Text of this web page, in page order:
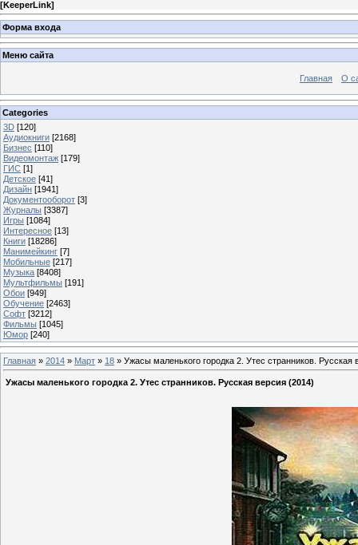
[KeeperLink]
Форма входа
Меню сайта
Главная О
Categories
3D [120]
Аудиокниги [2168]
Бизнес [110]
Видеомонтаж [179]
ГИС [1]
Детское [41]
Дизайн [1941]
Документооборот [3]
Журналы [3387]
Игры [1084]
Интересное [13]
Книги [18286]
Манимейкинг [7]
Мобильные [217]
Музыка [8408]
Мультфильмы [191]
Обои [949]
Обучение [2463]
Софт [3212]
Фильмы [1045]
Юмор [240]
Главная » 2014 » Март » 18 » Ужасы маленького городка 2. Утес странников. Русская
Ужасы маленького городка 2. Утес странников. Русская версия (2014)